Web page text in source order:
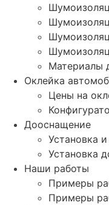
Материалы
Оклейка
Цены на
Дооснащение
Установка
Установка
Наши работы
Примеры
Примеры